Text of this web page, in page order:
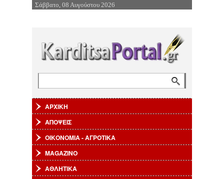
Επιστροφή στην Πλοήγηση
Σάββατο, 08 Αυγούστου 2026
ΑΡΧΙΚΗ
ΑΠΟΨΕΙΣ
ΟΙΚΟΝΟΜΙΑ - ΑΓΡΟΤΙΚΑ
MAGAZINO
ΑΘΛΗΤΙΚΑ